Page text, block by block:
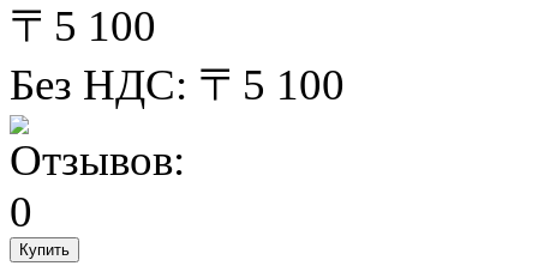
〒5 100
Без НДС: 〒5 100